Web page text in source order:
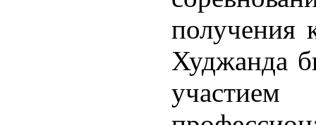
получения
Худжанда